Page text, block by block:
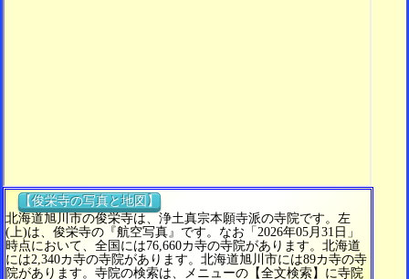
【俊栄寺の写真と地図】
北海道旭川市の俊栄寺は、浄土真宗本願寺派の寺院です。左
(上)は、俊栄寺の『航空写真』です。なお「2026年05月31日」
時点において、全国には76,660カ寺の寺院があります。北海道
には2,340カ寺の寺院があります。北海道旭川市には89カ寺の寺
院があります。寺院の検索は、メニューの【全文検索】に寺院